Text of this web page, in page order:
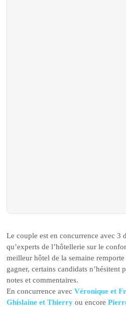
Le couple est en concurrence avec 3
qu’experts de l’hôtellerie sur le
meilleur hôtel de la semaine
gagner, certains candidats n’hésitent
notes et commentaires.
En concurrence avecVéronique et
Ghislaine et Thierry ou encore